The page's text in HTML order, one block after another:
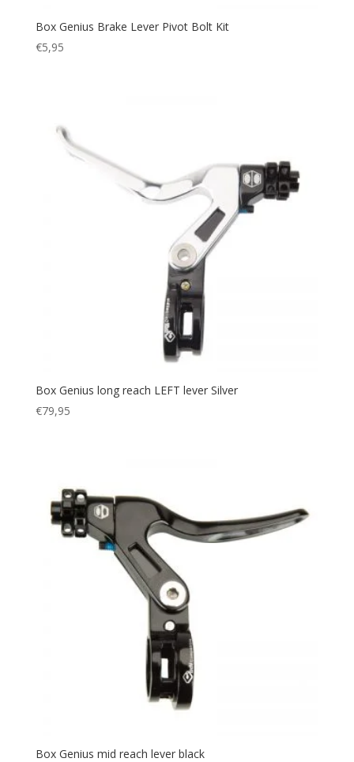
Box Genius Brake Lever Pivot Bolt Kit
€5,95
Box Genius long reach LEFT lever Silver
€79,95
Box Genius mid reach lever black